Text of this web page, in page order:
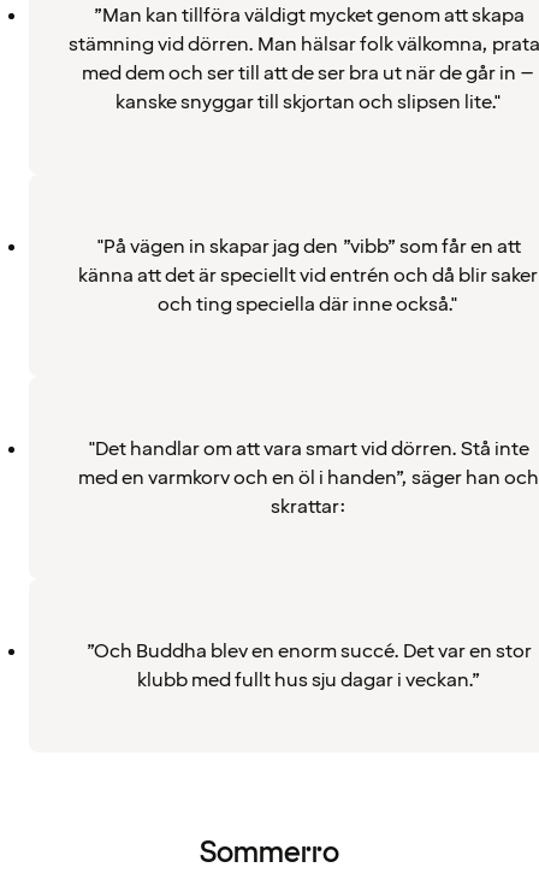
”Man kan tillföra väldigt mycket genom att skapa
stämning vid dörren. Man hälsar folk välkomna,
med dem och ser till att de ser bra ut när de går in –
kanske snyggar till skjortan och slipsen lite."
"På vägen in skapar jag den ”vibb” som får en att
känna att det är speciellt vid entrén och då blir saker
och ting speciella där inne också."
"Det handlar om att vara smart vid dörren. Stå inte
med en varmkorv och en öl i handen”, säger han och
skrattar:
”Och Buddha blev en enorm succé. Det var en stor
klubb med fullt hus sju dagar i veckan.”
Sommerro